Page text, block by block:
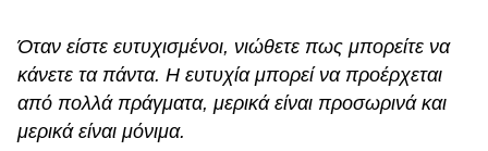
Living
Deco
Cooking
Όταν είστε ευτυχισμένοι, νιώθετε πως μπορείτε να
κάνετε τα πάντα. Η ευτυχία μπορεί να προέρχεται
από πολλά πράγματα, μερικά είναι προσωρινά και
μερικά είναι μόνιμα.